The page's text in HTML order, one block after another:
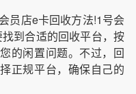
店e卡回收方法!1号会
到合适的回收平台，按
的闲置问题。不过，回
正规平台，确保自己的